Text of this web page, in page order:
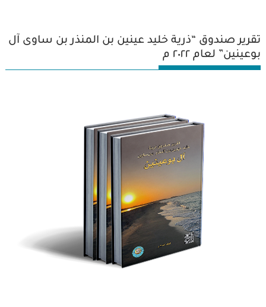
تقرير صندوق “ذرية خليد عينين بن المنذر بن ساوى آل
بوعينين” لعام ٢٠٢٢ م